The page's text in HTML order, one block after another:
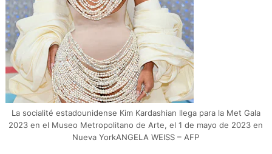
La socialité estadounidense Kim Kardashian llega para la Met Gala
2023 en el Museo Metropolitano de Arte, el 1 de mayo de 2023 en
Nueva YorkANGELA WEISS – AFP